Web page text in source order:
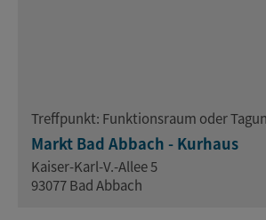
Treffpunkt: Funktionsraum oder
Markt Bad Abbach - Kurhaus
Kaiser-Karl-V.-Allee 5
93077 Bad Abbach